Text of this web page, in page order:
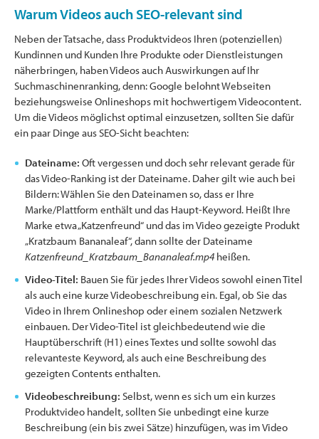
Warum Videos auch SEO-relevant sind
Neben der Tatsache, dass Produktvideos Ihren (potenziellen)
Kundinnen und Kunden Ihre Produkte oder Dienstleistungen
näherbringen, haben Videos auch Auswirkungen auf Ihr
Suchmaschinenranking, denn: Google belohnt Webseiten
beziehungsweise Onlineshops mit hochwertigem Videocontent.
Um die Videos möglichst optimal einzusetzen, sollten Sie dafür
ein paar Dinge aus SEO-Sicht beachten:
Dateiname: Oft vergessen und doch sehr relevant gerade für
das Video-Ranking ist der Dateiname. Daher gilt wie auch bei
Bildern: Wählen Sie den Dateinamen so, dass er Ihre
Marke/Plattform enthält und das Haupt-Keyword. Heißt Ihre
Marke etwa „Katzenfreund“ und das im Video gezeigte Produkt
„Kratzbaum Bananaleaf“, dann sollte der Dateiname
Katzenfreund_Kratzbaum_Bananaleaf.mp4 heißen.
Video-Titel: Bauen Sie für jedes Ihrer Videos sowohl einen Titel
als auch eine kurze Videobeschreibung ein. Egal, ob Sie das
Video in Ihrem Onlineshop oder einem sozialen Netzwerk
einbauen. Der Video-Titel ist gleichbedeutend wie die
Hauptüberschrift (H1) eines Textes und sollte sowohl das
relevanteste Keyword, als auch eine Beschreibung des
gezeigten Contents enthalten.
Videobeschreibung: Selbst, wenn es sich um ein kurzes
Produktvideo handelt, sollten Sie unbedingt eine kurze
Beschreibung (ein bis zwei Sätze) hinzufügen, was im Video